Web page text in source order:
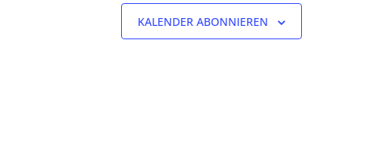
KALENDER ABONNIEREN